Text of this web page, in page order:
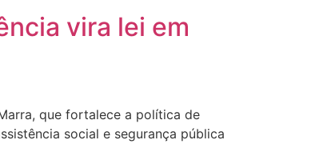
vira lei em
que fortalece a política de
social e segurança pública